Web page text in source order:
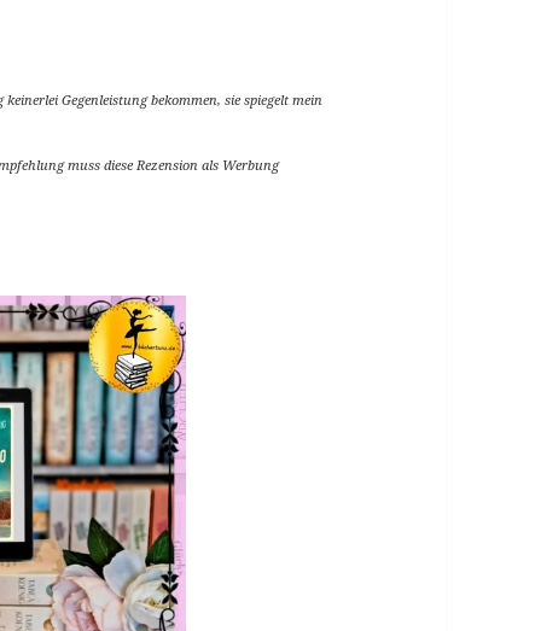
Gegenleistung bekommen, sie spiegelt mein
muss diese Rezension als Werbung